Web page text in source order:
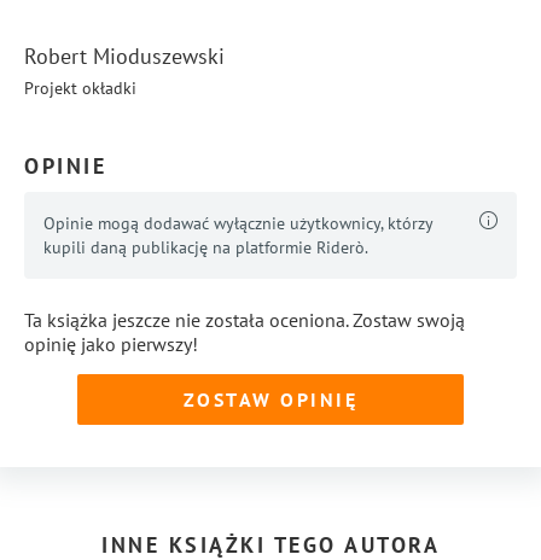
Robert Mioduszewski
Projekt okładki
OPINIE
Opinie mogą dodawać wyłącznie użytkownicy, którzy
kupili daną publikację na platformie Riderò.
Ta książka jeszcze nie została oceniona. Zostaw swoją
opinię jako pierwszy!
ZOSTAW OPINIĘ
INNE KSIĄŻKI TEGO AUTORA